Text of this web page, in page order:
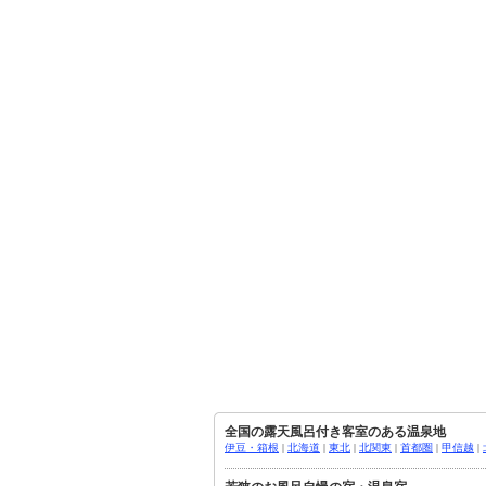
全国の露天風呂付き客室のある温泉地
伊豆・箱根 | 北海道 | 東北 | 北関東 | 首都圏 | 甲信越 |